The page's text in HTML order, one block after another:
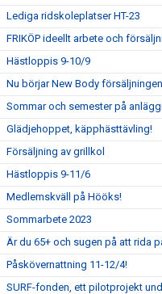
Lediga ridskoleplatser HT-23
FRIKÖP ideellt arbete och
Hästloppis 9-10/9
Nu börjar New Body
Sommar och semester på
Glädjehoppet, käpphästtävling!
Försäljning av grillkol
Hästloppis 9-11/6
Medlemskväll på Hööks!
Sommarbete 2023
Är du 65+ och sugen på att rida
Påskövernattning 11-12/4!
SURF-fonden, ett pilotprojekt